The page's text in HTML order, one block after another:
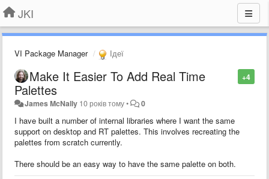
JKI
VI Package Manager Ідеї
+4
Make It Easier To Add Real Time
Palettes
James McNally 10 років тому• 0
I have built a number of internal libraries where I want the same
support on desktop and RT palettes. This involves recreating the
palettes from scratch currently.
There should be an easy way to have the same palette on both.